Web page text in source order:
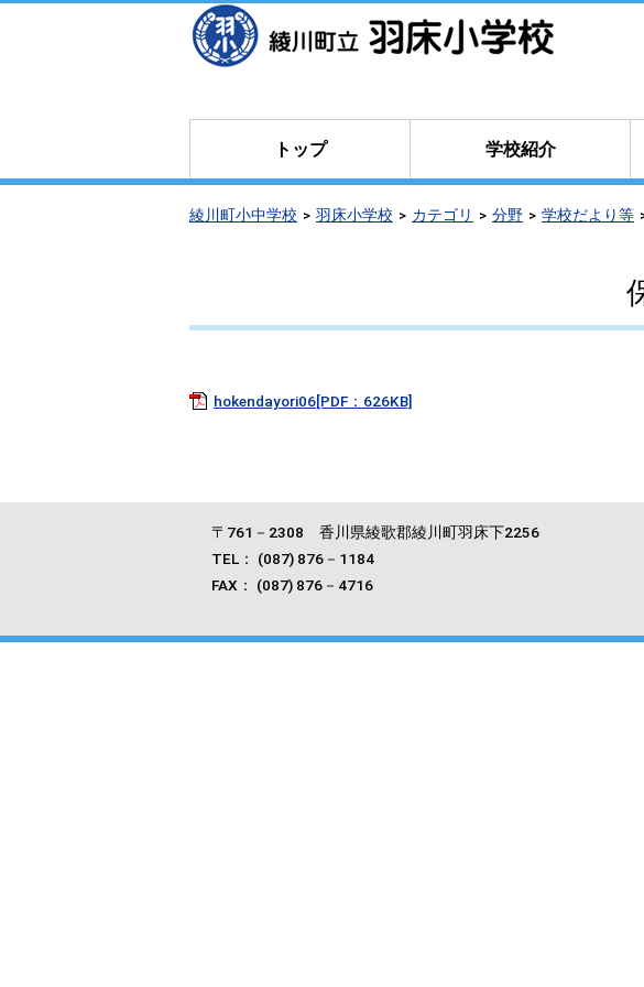
本
文
動
トップ 学校紹介
綾川町小中学校 羽床小学校 カテゴリ 分野 学校だより等
hokendayori06[PDF：626KB]
〒761－2308 香川県綾歌郡綾川町羽床下2256
TEL： (087) 876－1184
FAX： (087) 876－4716